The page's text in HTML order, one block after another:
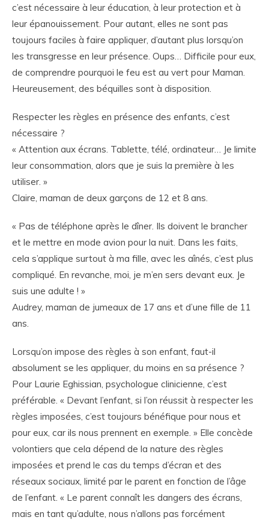
c’est nécessaire à leur éducation, à leur protection et à
leur épanouissement. Pour autant, elles ne sont pas
toujours faciles à faire appliquer, d’autant plus lorsqu’on
les transgresse en leur présence. Oups… Difficile pour eux,
de comprendre pourquoi le feu est au vert pour Maman.
Heureusement, des béquilles sont à disposition.
Respecter les règles en présence des enfants, c’est
nécessaire ?
« Attention aux écrans. Tablette, télé, ordinateur… Je limite
leur consommation, alors que je suis la première à les
utiliser. »
Claire, maman de deux garçons de 12 et 8 ans.
« Pas de téléphone après le dîner. Ils doivent le brancher
et le mettre en mode avion pour la nuit. Dans les faits,
cela s’applique surtout à ma fille, avec les aînés, c’est plus
compliqué. En revanche, moi, je m’en sers devant eux. Je
suis une adulte ! »
Audrey, maman de jumeaux de 17 ans et d’une fille de 11
ans.
Lorsqu’on impose des règles à son enfant, faut-il
absolument se les appliquer, du moins en sa présence ?
Pour Laurie Eghissian, psychologue clinicienne, c’est
préférable. « Devant l’enfant, si l’on réussit à respecter les
règles imposées, c’est toujours bénéfique pour nous et
pour eux, car ils nous prennent en exemple. » Elle concède
volontiers que cela dépend de la nature des règles
imposées et prend le cas du temps d’écran et des
réseaux sociaux, limité par le parent en fonction de l’âge
de l’enfant. « Le parent connaît les dangers des écrans,
mais en tant qu’adulte, nous n’allons pas forcément